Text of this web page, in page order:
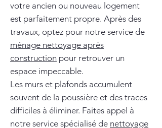
votre ancien ou nouveau logement
est parfaitement propre. Après des
travaux, optez pour notre service de
ménage nettoyage après
construction pour retrouver un
espace impeccable.
Les murs et plafonds accumulent
souvent de la poussière et des traces
difficiles à éliminer. Faites appel à
notre service spécialisé de nettoyage